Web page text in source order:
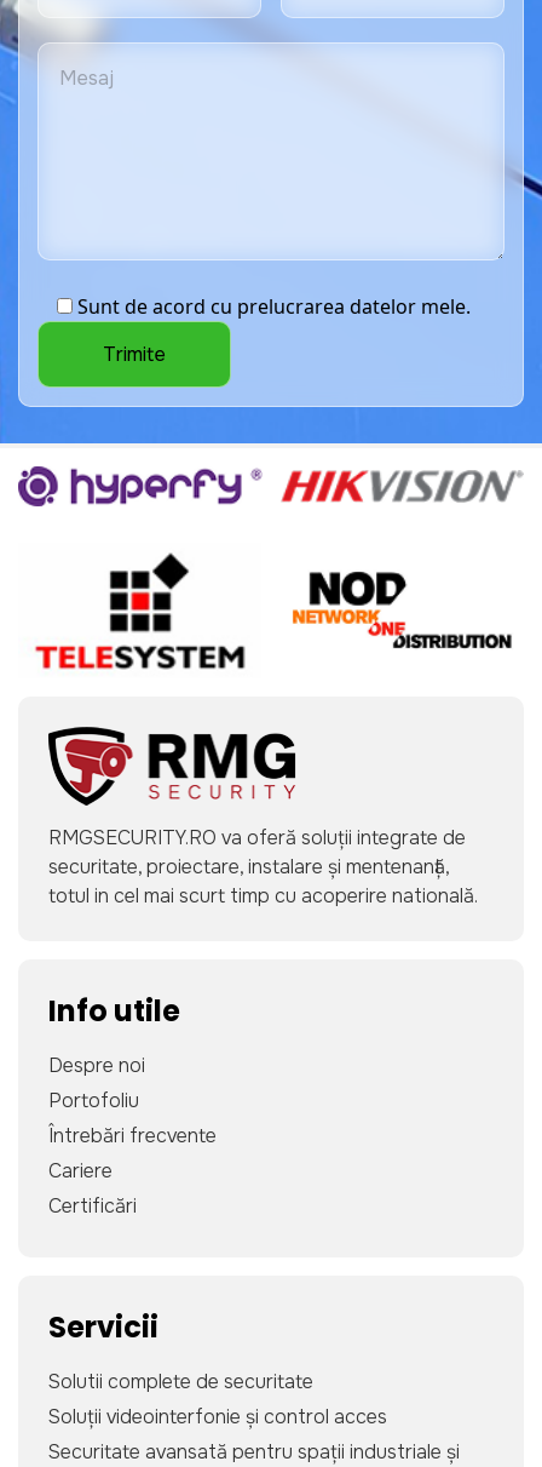
Sunt de acord cu prelucrarea datelor mele.
RMGSECURITY.RO va oferă soluții integrate de
securitate, proiectare, instalare și mentenanță,
totul in cel mai scurt timp cu acoperire natională.
Info utile
Despre noi
Portofoliu
Întrebări frecvente
Cariere
Certificări
Servicii
Solutii complete de securitate
Soluții videointerfonie și control acces
Securitate avansată pentru spații industriale și